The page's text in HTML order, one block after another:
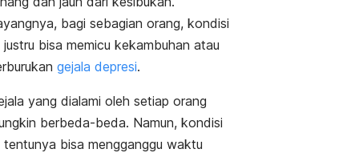
bagi sebagian orang, kondisi
justru bisa memicu kekambuhan atau
gejala depresi.
yang dialami oleh setiap orang
berbeda-beda. Namun, kondisi
tentunya bisa mengganggu waktu